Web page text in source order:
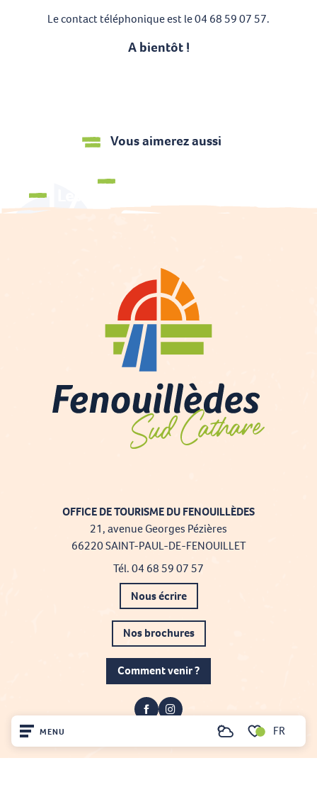
MENU
Voir les favoris
RechercheFR
Le contact téléphonique est le 04 68 59 07 57.
A bientôt !
Vous aimerez aussi
OFFICE DE TOURISME DU FENOUILLÈDES
21, avenue Georges Pézières
66220 SAINT-PAUL-DE-FENOUILLET
Tél. 04 68 59 07 57
Nous écrire
Nos brochures
Comment venir ?